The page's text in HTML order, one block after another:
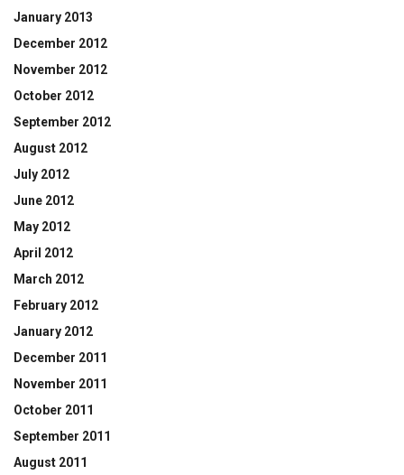
January 2013
December 2012
November 2012
October 2012
September 2012
August 2012
July 2012
June 2012
May 2012
April 2012
March 2012
February 2012
January 2012
December 2011
November 2011
October 2011
September 2011
August 2011